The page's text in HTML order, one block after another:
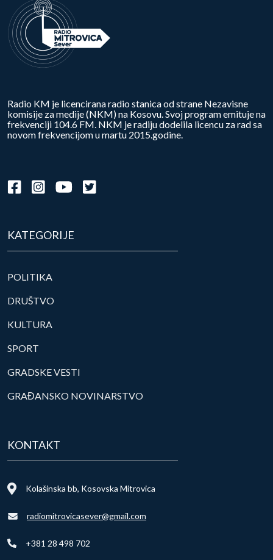
Radio KM je licencirana radio stanica od strane Nezavisne
komisije za medije (NKM) na Kosovu. Svoj program emituje na
frekvenciji 104.6 FM. NKM je radiju dodelila licencu za rad sa
novom frekvencijom u martu 2015.godine.
KATEGORIJE
POLITIKA
DRUŠTVO
KULTURA
SPORT
GRADSKE VESTI
GRAĐANSKO NOVINARSTVO
KONTAKT
Kolašinska bb, Kosovska Mitrovica
radiomitrovicasever@gmail.com
+381 28 498 702